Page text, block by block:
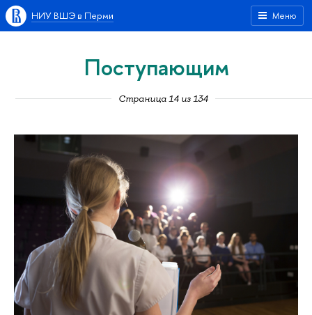
Меню
НИУ ВШЭ в Перми
Поступающим
Страница 14 из 134